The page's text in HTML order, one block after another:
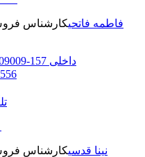
فاطمه فاتحیکارشناس
داخلی 157-158
نینا قدسیکارشناس